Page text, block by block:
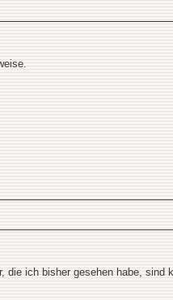
ich bisher gesehen habe,